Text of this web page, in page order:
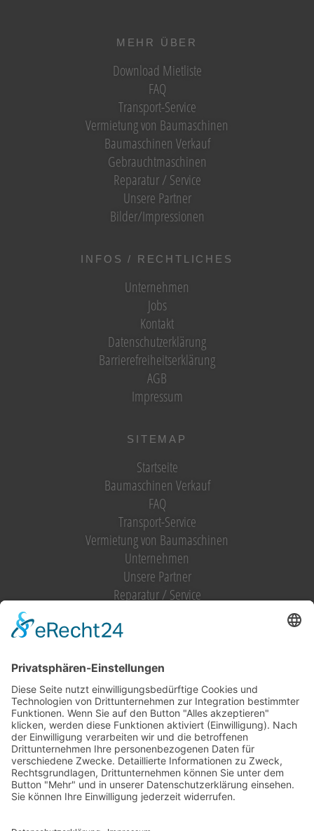
MEHR ÜBER
Download Mietliste
FAQ
Transport-Service
Vermietung von Baumaschinen
Baumaschinen Verkauf
Gebrauchtmaschinen
Reparatur / Service
Unsere Partner
Bilder/Impressionen
INFOS / RECHTLICHES
Unternehmen
Jobs
Kontakt
Datenschutzerklärung
Barrierefreiheitserklärung
AGB
Impressum
SITEMAP
Startseite
Baumaschinen Verkauf
FAQ
Transport-Service
Vermietung von Baumaschinen
Unternehmen
Unsere Partner
Reparatur / Service
Vermietung (alles)
Hebetechnik
Sägen, Trennen
Bagger
Oberflächenbearbeitung
Heizen, Kühlen, Luft
Reinigung